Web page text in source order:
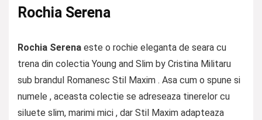
Rochia Serena
Rochia Serena este o rochie eleganta de seara cu
trena din colectia Young and Slim by Cristina Militaru
sub brandul Romanesc Stil Maxim . Asa cum o spune si
numele , aceasta colectie se adreseaza tinerelor cu
siluete slim, marimi mici , dar Stil Maxim adapteaza